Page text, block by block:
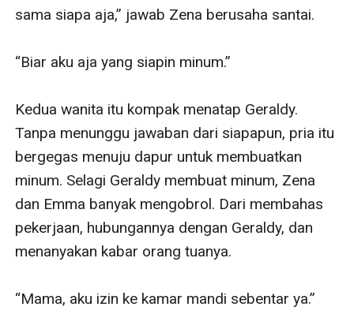
sama siapa aja,” jawab Zena berusaha santai.
“Biar aku aja yang siapin minum.”
Kedua wanita itu kompak menatap Geraldy.
Tanpa menunggu jawaban dari siapapun, pria itu
bergegas menuju dapur untuk membuatkan
minum. Selagi Geraldy membuat minum, Zena
dan Emma banyak mengobrol. Dari membahas
pekerjaan, hubungannya dengan Geraldy, dan
menanyakan kabar orang tuanya.
“Mama, aku izin ke kamar mandi sebentar ya.”